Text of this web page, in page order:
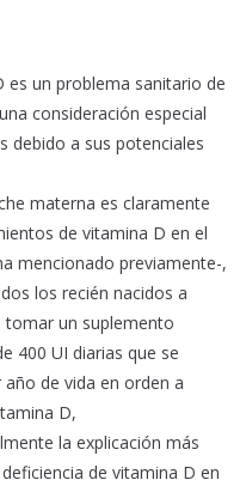
es un problema sanitario de
consideración especial
debido a sus potenciales
materna es claramente
de vitamina D en el
mencionado previamente-,
los recién nacidos a
un suplemento
400 UI diarias que se
de vida en orden a
D,
la explicación más
de vitamina D en